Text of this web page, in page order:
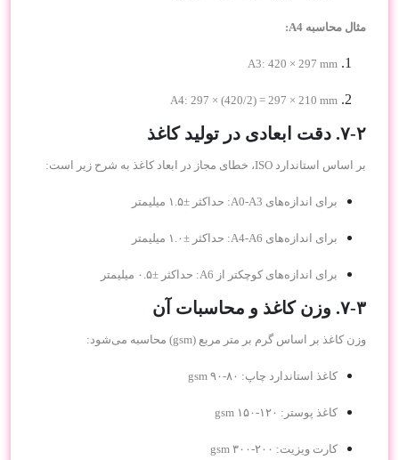
مثال محاسبه A4:
A3: 420 × 297 mm
A4: 297 × (420/2) = 297 × 210 mm
۷-۲. دقت ابعادی در تولید کاغذ
بر اساس استاندارد ISO، خطای مجاز در ابعاد کاغذ به شرح زیر است:
برای اندازه‌های A0-A3: حداکثر ±۱.۵ میلیمتر
برای اندازه‌های A4-A6: حداکثر ±۱.۰ میلیمتر
برای اندازه‌های کوچکتر از A6: حداکثر ±۰.۵ میلیمتر
۷-۳. وزن کاغذ و محاسبات آن
وزن کاغذ بر اساس گرم بر متر مربع (gsm) محاسبه می‌شود:
کاغذ استاندارد چاپ: ۸۰-۹۰ gsm
کاغذ پوستر: ۱۲۰-۱۵۰ gsm
کارت ویزیت: ۲۰۰-۳۰۰ gsm